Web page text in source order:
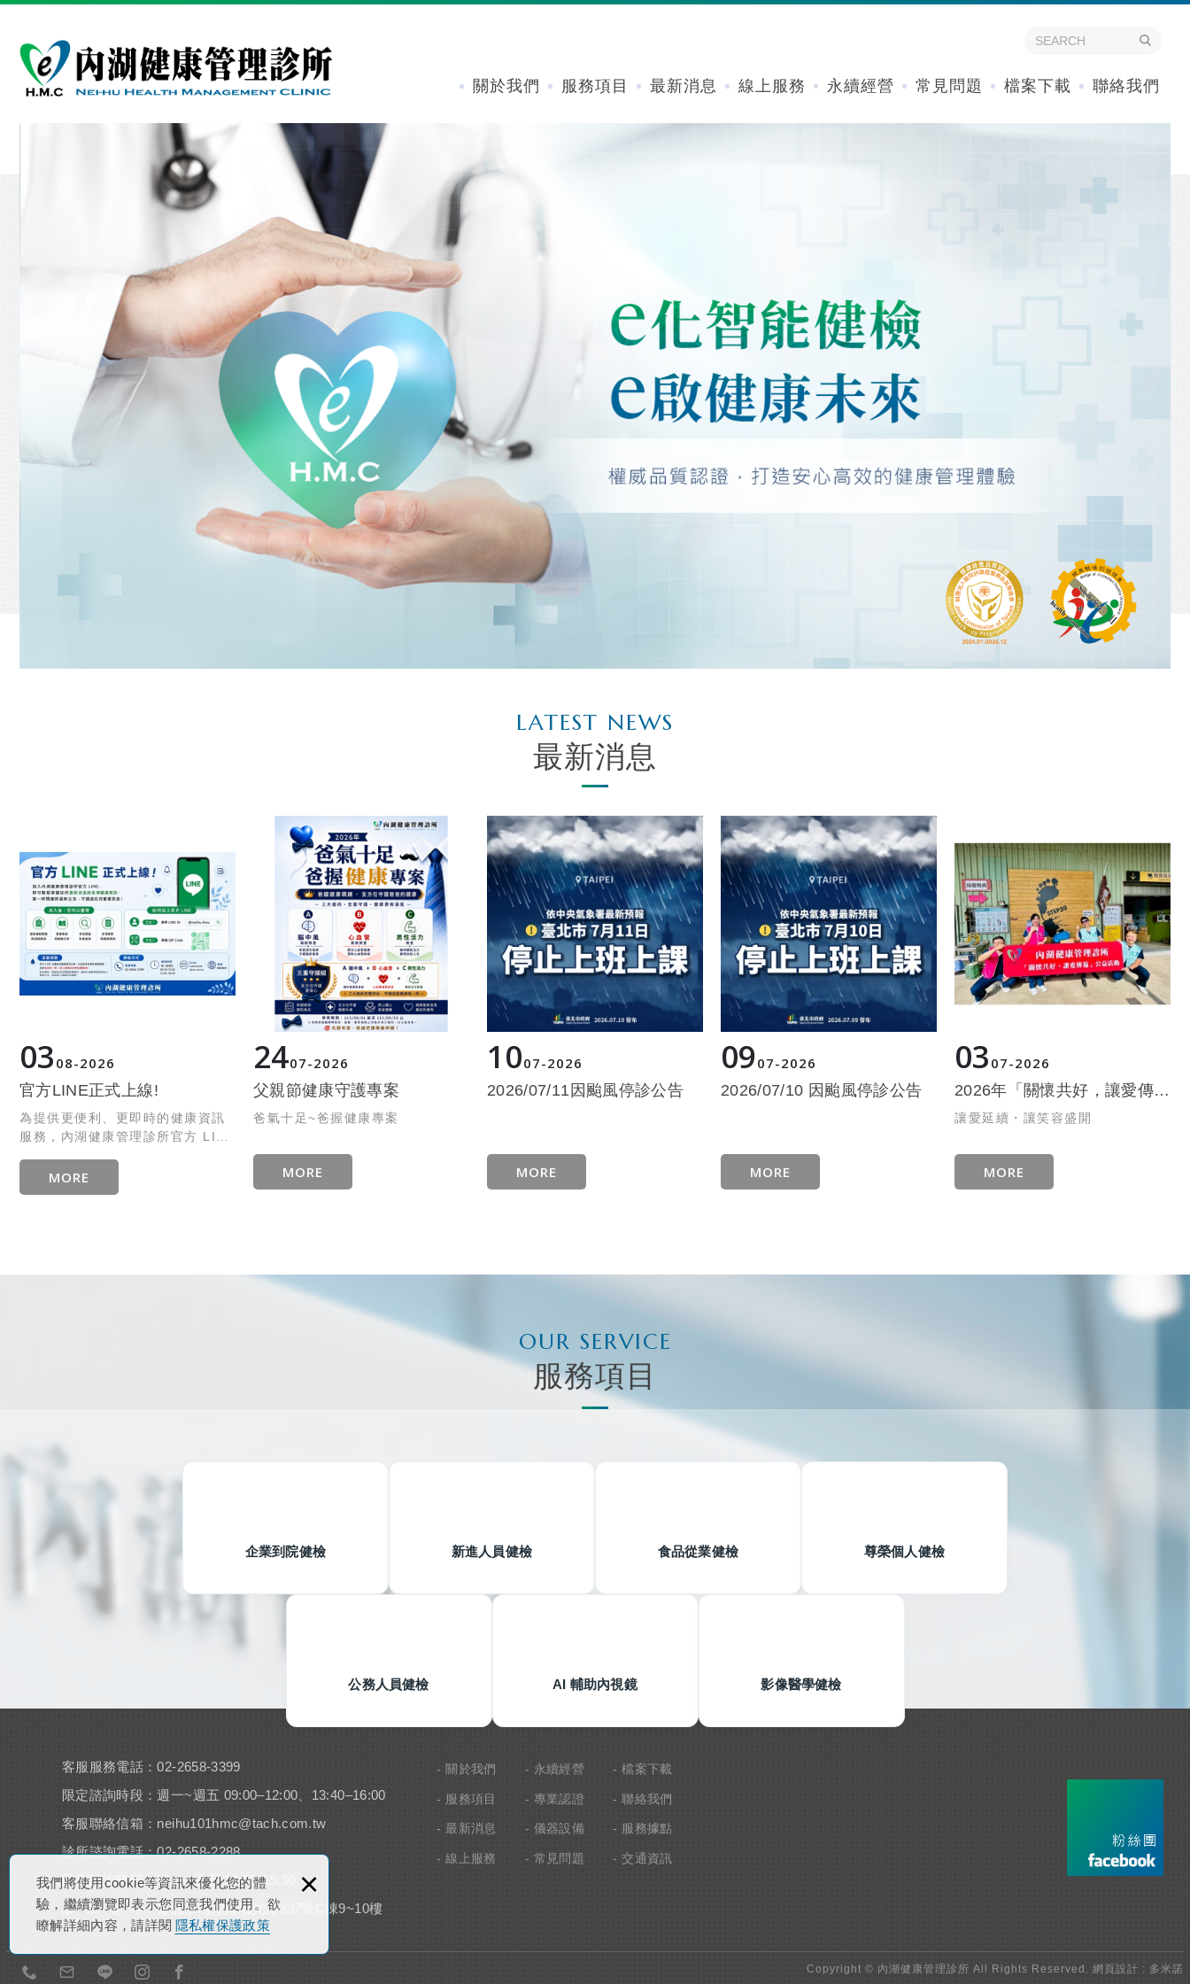
我們將使用cookie等資訊來優化您的體
驗，繼續瀏覽即表示您同意我們使用。欲
瞭解詳細內容，請詳閱 隱私權保護政策
×
關於我們 服務項目 最新消息 線上服務 永續經營 常見問題 檔案下載 聯絡我們
LATEST NEWS
最新消息
03 08 2026
官方LINE正式上線!
為提供更便利、更即時的健康資訊
服務，內湖健康管理診所官方 LINE
MORE
2407 2026
父親節健康守護專案
爸氣十足~爸握健康專案
MORE
1007 2026
2026/07/11因颱風停診公告
MORE
0907 2026
2026/07/10 因颱風停診公告
MORE
03 07 2026
2026年「關懷共好，讓愛傳遍」公益活動
讓愛延續・讓笑容盛開
MORE
OUR SERVICE
服務項目
企業到院健檢 新進人員健檢 食品從業健檢 尊榮個人健檢
公務人員健檢 AI 輔助內視鏡 影像醫學健檢
客服服務電話：02-2658-3399
限定諮詢時段：週一~週五 09:00–12:00、13:40–16:00
客服聯絡信箱： neihu101hmc@tach.com.tw
診所諮詢電話：02-2658-2288
限定諮詢時段：週一~週五 13:00-15:30
診 所 地 址：臺北市內湖區瑞光路337號C棟9~10樓
關於我們
服務項目
最新消息
線上服務
永續經營
專業認證
儀器設備
常見問題
檔案下載
聯絡我們
服務據點
交通資訊
Copyright © 內湖健康管理診所 All Rights Reserved. 網頁設計 : 多米諾